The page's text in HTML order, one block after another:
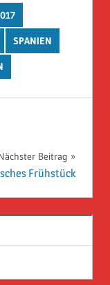
SPANIEN
Beitrag
Frühstück